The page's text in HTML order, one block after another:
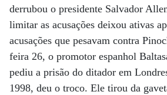
derrubou o presidente Salvador
limitar as acusações deixou ativas
acusações que pesavam contra
feira 26, o promotor espanhol
pediu a prisão do ditador em
1998, deu o troco. Ele tirou da